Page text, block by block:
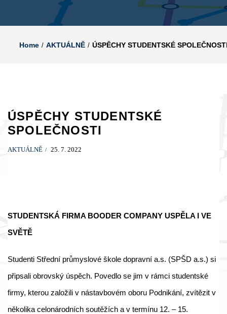
Home AKTUÁLNĚ ÚSPĚCHY STUDENTSKÉ
ÚSPĚCHY STUDENTSKÉ
SPOLEČNOSTI
AKTUÁLNĚ 25. 7. 2022
STUDENTSKÁ FIRMA BOODER COMPANY USPĚLA I VE
SVĚTĚ
Studenti Střední průmyslové škole dopravní a.s. (SPŠD a.s.) si
připsali obrovský úspěch. Povedlo se jim v rámci studentské
firmy, kterou založili v nástavbovém oboru Podnikání, zvítězit v
několika celonárodních soutěžích a v termínu 12. – 15.